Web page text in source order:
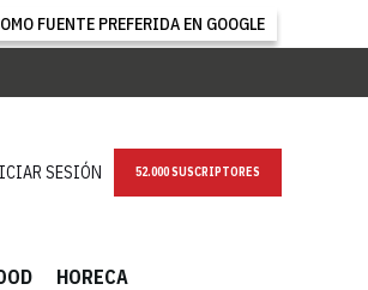
FUENTE PREFERIDA EN GOOGLE
SESIÓN NEWSLETTER
HORECA